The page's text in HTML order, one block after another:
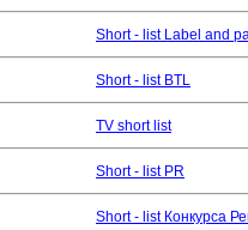
Short - list Label and
Short - list BTL
TV short list
Short - list PR
Short - list Конкурса